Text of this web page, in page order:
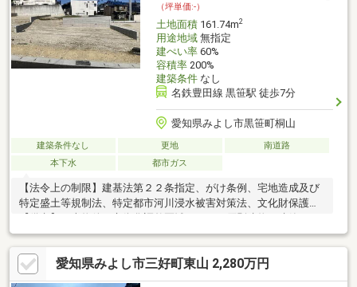
（坪単価:-）
土地面積161.74m2
用途地域無指定
建ぺい率60%
容積率200%
建築条件なし
名鉄豊田線 黒笹駅 徒歩7分
愛知県みよし市黒笹町桐山
建築条件なし 更地
南道路
本下水
都市ガス
【法令上の制限】建基法第２２条指定、がけ条例、宅地造成及び
特定盛土等規制法、特定都市河川浸水被害対策法、文化財保護法
きませんが、開発許可による分譲地のため、住宅の建築が可能で
す。 開発許可番号：６西建第４４－４号（令和６年５月２
日） 完了検査済番号：６西建第４４－４号（令和６年９月１７
日）・北側隣接地に２ｍ以上の高低差（がけ）がございますが、
愛知県みよし市三好町東山 2,280万円